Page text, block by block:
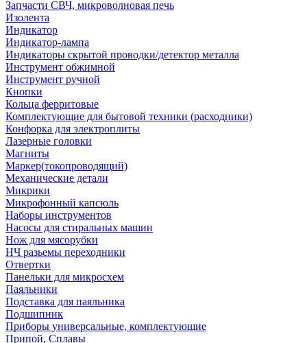
Запчасти СВЧ, микроволновая печь
Изолента
Индикатор
Индикатор-лампа
Индикаторы скрытой проводки/детектор металла
Инструмент обжимной
Инструмент ручной
Кнопки
Кольца ферритовые
Комплектующие для бытовой техники (расходники)
Конфорка для электроплиты
Лазерные головки
Магниты
Маркер(токопроводящий)
Механические детали
Микрики
Микрофонный капсюль
Наборы инструментов
Насосы для стиральных машин
Нож для мясорубки
НЧ разьемы переходники
Отвертки
Панельки для микросхем
Паяльники
Подставка для паяльника
Подшипник
Приборы универсальные, комплектующие
Припой, Сплавы